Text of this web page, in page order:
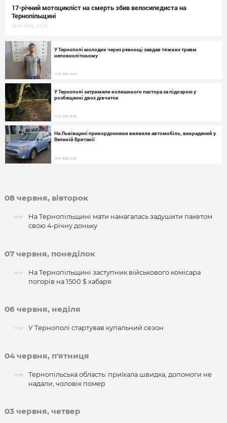
17-річний мотоцикліст на смерть збив велосипедиста на
Тернопільщині
20.07.2026, 13:20
У Тернополі молодик через ревнощі завдав тяжких травм
неповнолітньому
17.07.2026, 18:54
У Тернополі затримали колишнього пастора за підозрою у
розбещенні двох дівчаток
15.07.2026, 18:59
На Львівщині прикордонники виявили автомобіль, викрадений у
Великій Британії
14.07.2026, 12:36
08 червня, вівторок
10:37
На Тернопільщині мати намагалась задушити пакетом
свою 4-річну доньку
07 червня, понеділок
16:10
На Тернопільщині заступник військового комісара
погорів на 1500 $ хабаря
06 червня, неділя
11:22 У Тернополі стартував купальний сезон
04 червня, п'ятниця
15:09
Тернопільська область: приїхала швидка, допомоги не
надали, чоловік помер
03 червня, четвер